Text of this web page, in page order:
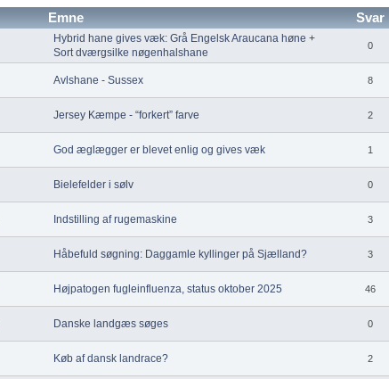
Emne Svar
Hybrid hane gives væk: Grå Engelsk Araucana høne +
Sort dværgsilke nøgenhalshane
0
Avlshane - Sussex 8
Jersey Kæmpe - “forkert” farve 2
God æglægger er blevet enlig og gives væk 1
Bielefelder i sølv 0
Indstilling af rugemaskine 3
Håbefuld søgning: Daggamle kyllinger på Sjælland? 3
Højpatogen fugleinfluenza, status oktober 2025 46
Danske landgæs søges 0
Køb af dansk landrace? 2